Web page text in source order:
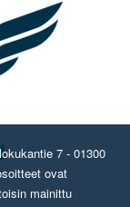
7 - 01300
ovat
mainittu